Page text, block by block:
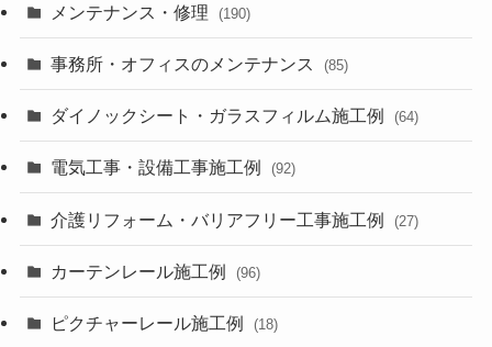
メンテナンス・修理 (190)
事務所・オフィスのメンテナンス (85)
ダイノックシート・ガラスフィルム施工例 (64)
電気工事・設備工事施工例 (92)
介護リフォーム・バリアフリー工事施工例 (27)
カーテンレール施工例 (96)
ピクチャーレール施工例 (18)